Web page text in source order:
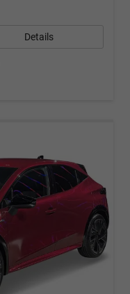
Details